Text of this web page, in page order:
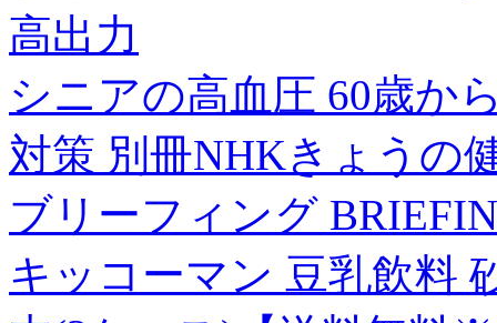
高出力
シニアの高血圧 60歳か
対策 別冊NHKきょうの
ブリーフィング
キッコーマン 豆乳飲料